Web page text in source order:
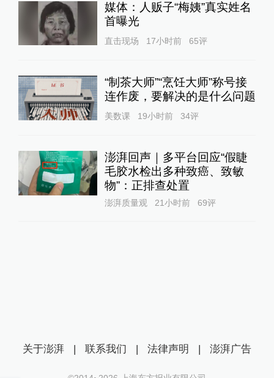
媒体：人贩子“梅姨”真实姓名
首曝光
直击现场 17小时前 65评
“制茶大师”“烹饪大师”称号接
连作废，要解决的是什么问题
美数课 19小时前 34评
澎湃回声｜多平台回应“假睫
毛胶水检出多种致癌、致敏
物”：正排查处置
澎湃质量观 21小时前 69评
关于澎湃 | 联系我们 | 法律声明 | 澎湃广告